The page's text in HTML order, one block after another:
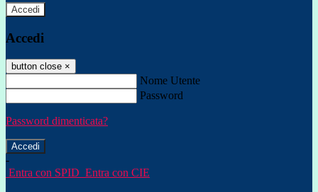
Accedi
Accedi
button close ×
Nome Utente
Password
Password dimenticata?
-
Entra con SPID Entra con CIE